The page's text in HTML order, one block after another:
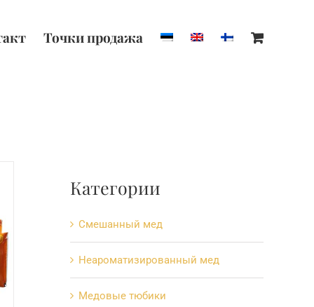
Точки продажa
Категории
Cмешанный мед
Hеароматизированный мед
Mедовые тюбики